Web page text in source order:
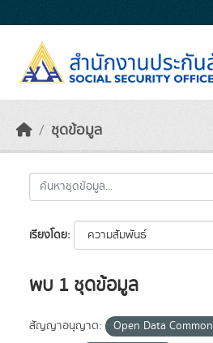
ชุดข้อมูล
เรียงโดย
พบ 1 ชุดข้อมูล
สัญญาอนุญาต: Open Data Common